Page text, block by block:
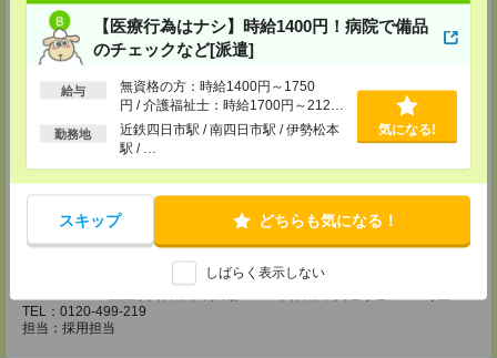
【医療行為はナシ】時給1400円！病院で備品
のチェックなど[派遣]
給与
無資格の方：時給1400円～1750
円 / 介護福祉士：時給1700円～2125
円 / 初任者以上：時給1500円～1875
円
勤務地
近鉄四日市駅 / 南四日市駅 / 伊勢松本
駅 / …
気になる!
スキップ どちらも気になる！
しばらく表示しない
CS名古屋支店
〒460-0008
名古屋市中区栄 2-3-1 名古屋広小路ビルヂング 5F
TEL：0120-503-713
MAIL：CS_NAGOYA@manpowergroup.jp
〒422-8067
MAIL：CS_SHIZUOKA@manpowergroup.jp
担当：採用担当
TEL：0120-499-219
担当：採用担当